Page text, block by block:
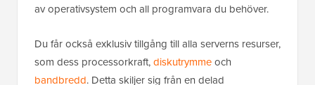
av operativsystem och all programvara du behöver.
Du får också exklusiv tillgång till alla serverns resurser,
som dess processorkraft,diskutrymmeoch
bandbredd. Detta skiljer sig från en delad